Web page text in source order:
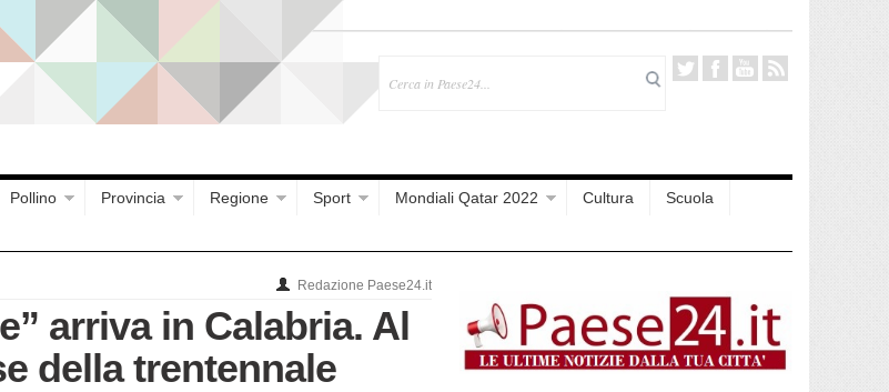
Pollino Provincia Regione Sport Mondiali Qatar 2022 Cultura
Scuola
Redazione Paese24.it
arriva in Calabria. Al
della trentennale